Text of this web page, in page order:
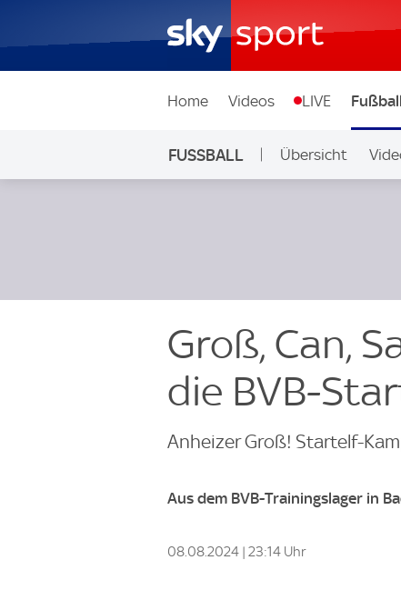
Home Videos LIVE Fußball
FUSSBALL Übersicht
Groß, Can,
die BVB-
Anheizer Groß! Startelf-
Aus dem BVB-Trainingslager in
08.08.2024 | 23:14 Uhr